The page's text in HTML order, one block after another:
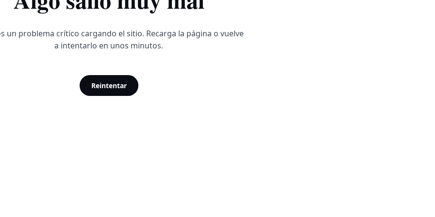
un problema crítico cargando el sitio. Recarga la página o vuelve
a intentarlo en unos minutos.
Reintentar